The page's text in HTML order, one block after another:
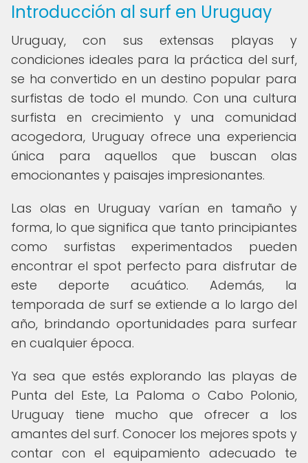
Introducción al surf en Uruguay
Uruguay, con sus extensas playas y
condiciones ideales para la práctica del surf,
se ha convertido en un destino popular para
surfistas de todo el mundo. Con una cultura
surfista en crecimiento y una comunidad
acogedora, Uruguay ofrece una experiencia
única para aquellos que buscan olas
emocionantes y paisajes impresionantes.
Las olas en Uruguay varían en tamaño y
forma, lo que significa que tanto principiantes
como surfistas experimentados pueden
encontrar el spot perfecto para disfrutar de
este deporte acuático. Además, la
temporada de surf se extiende a lo largo del
año, brindando oportunidades para surfear
en cualquier época.
Ya sea que estés explorando las playas de
Punta del Este, La Paloma o Cabo Polonio,
Uruguay tiene mucho que ofrecer a los
amantes del surf. Conocer los mejores spots y
contar con el equipamiento adecuado te